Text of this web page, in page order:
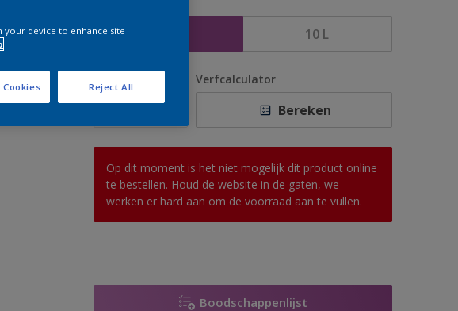
10 L
Verfcalculator
Bereken
Op dit moment is het niet mogelijk dit product online
te bestellen. Houd de website in de gaten, we
werken er hard aan om de voorraad aan te vullen.
Boodschappenlijst
your device to enhance site
Reject All